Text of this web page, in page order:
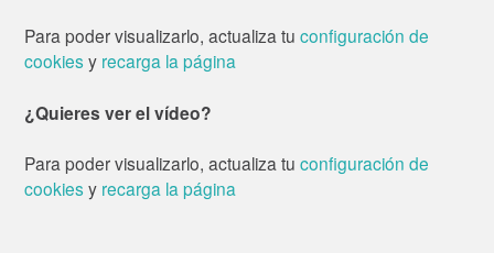
Para poder visualizarlo, actualiza tuconfiguración de
cookiesy recarga la página
¿Quieres ver el vídeo?
Para poder visualizarlo, actualiza tuconfiguración de
cookiesy recarga la página